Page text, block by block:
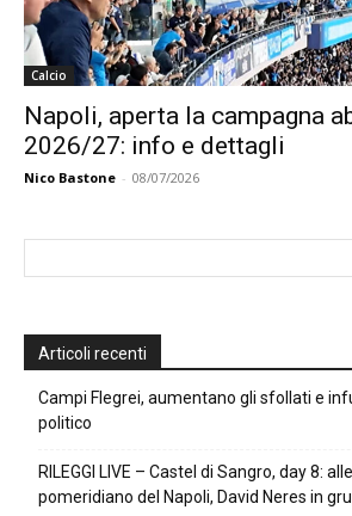
Calcio
Napoli, aperta la campagna
2026/27: info e dettagli
Nico Bastone - 08/07/2026
Articoli recenti
Campi Flegrei, aumentano gli sfollati e
politico
RILEGGI LIVE – Castel di Sangro, day 8:
pomeridiano del Napoli, David Neres in